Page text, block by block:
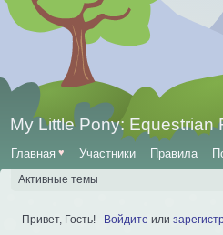
My Little Pony: Equestrian
Главная ♥ Участники Правила
Активные темы
Привет, Гость! Войдите или